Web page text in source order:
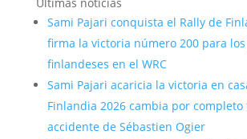
Sami Pajari conquista el Rally de
firma la victoria número 200 para
finlandeses en el WRC
Sami Pajari acaricia la victoria en
Finlandia 2026 cambia por completo
accidente de Sébastien Ogier